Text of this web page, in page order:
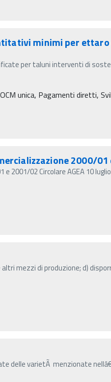
minimi per
per taluni interventi di
unica, Pagamenti diretti,
2000/01
2001/02 Circolare AGEA 10
altri mezzi di produzione; d)
delle varietÃ menzionate